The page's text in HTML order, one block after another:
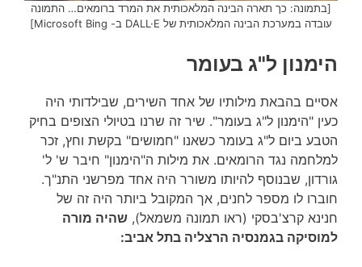
[בתמונה: כך תארה הבינה המלאכותית את המרד ברומאים… התמונה
עובדה במערכת הבינה המלאכותית של DALL·E ב- Microsoft Bing]
הימנון ל"ג בעומר
אסיים בהבאת מילותיו של אחד השירים, שבילדותי היה
כעין "הימנון ל"ג בעומר". שיר זה שרנו בטיולי הצופים בחיק
הטבע ביום ל"ג בעומר כשאנו "חמושים" בקשת וחץ, זכר
למלחמה נגד הרומאים. את מילות ה"הימנון" חיבר ש' ל'
גורדון, שבנוסף להיותו משורר היה אחד מפרשני התנ"ך.
חוברו לו מספר לחנים, אך המקובל ביותר היה זה של
חנינא קרצ'בסקי (ראו תמונה משמאל), שהיה מורה
למוסיקה בגמנסיה הרצליה בתל אביב: